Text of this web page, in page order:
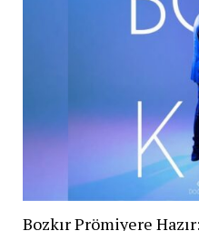
Bozkır Prömiyere